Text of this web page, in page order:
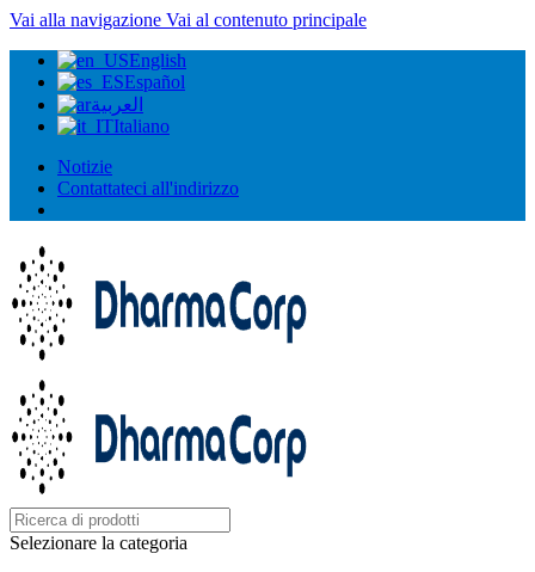
Vai alla navigazione Vai al contenuto principale
English
Español
العربية
Italiano
Notizie
Contattateci all'indirizzo
Selezionare la categoria